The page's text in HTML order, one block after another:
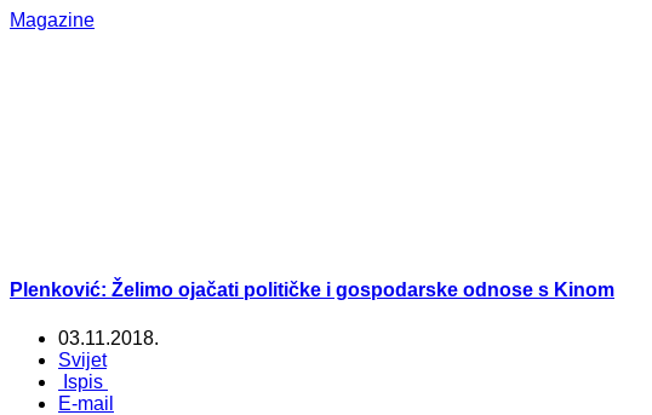
Magazine
Plenković: Želimo ojačati političke i gospodarske odnose s Kinom
03.11.2018.
Svijet
Ispis
E-mail